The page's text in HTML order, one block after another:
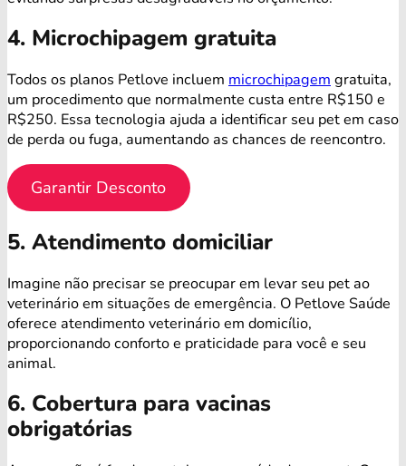
4. Microchipagem gratuita
Todos os planos Petlove incluem microchipagem gratuita,
um procedimento que normalmente custa entre R$150 e
R$250. Essa tecnologia ajuda a identificar seu pet em caso
de perda ou fuga, aumentando as chances de reencontro.
Garantir Desconto
5. Atendimento domiciliar
Imagine não precisar se preocupar em levar seu pet ao
veterinário em situações de emergência. O Petlove Saúde
oferece atendimento veterinário em domicílio,
proporcionando conforto e praticidade para você e seu
animal.
6. Cobertura para vacinas
obrigatórias